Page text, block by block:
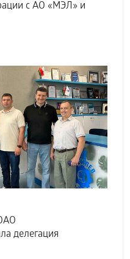
с АО «МЭЛ» и
делегация